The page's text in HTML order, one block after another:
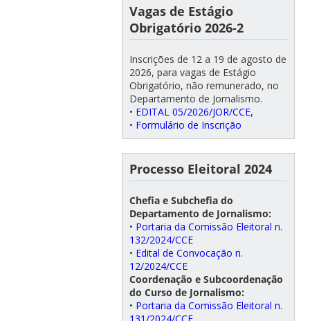
Vagas de Estágio
Obrigatório 2026-2
Inscrições de 12 a 19 de agosto de
2026, para vagas de Estágio
Obrigatório, não remunerado, no
Departamento de Jornalismo.
• EDITAL 05/2026/JOR/CCE,
• Formulário de Inscrição
Processo Eleitoral 2024
Chefia e Subchefia do
Departamento de Jornalismo:
• Portaria da Comissão Eleitoral n.
132/2024/CCE
• Edital de Convocação n.
12/2024/CCE
Coordenação e Subcoordenação
do Curso de Jornalismo:
• Portaria da Comissão Eleitoral n.